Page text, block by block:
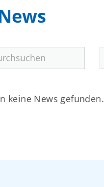
keine News gefunden.
berlin.de